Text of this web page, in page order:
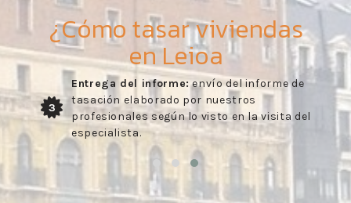
¿Cómo tasar viviendas
en Leioa
3
Entrega del informe:envío del informe de
tasación elaborado por nuestros
profesionales según lo visto en la visita del
especialista.